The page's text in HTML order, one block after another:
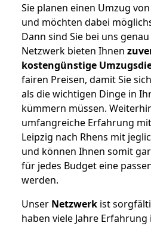
Sie planen einen Umzug
und möchten dabei
Dann sind Sie bei uns
Netzwerk bieten Ihnen
kostengünstige
fairen Preisen, damit Sie
als die wichtigen Dinge in
kümmern müssen.
umfangreiche Erfahrung
Leipzig nach Rhens mit
und können Ihnen somit
für jedes Budget eine
werden.
Unser Netzwerk ist
haben viele Jahre